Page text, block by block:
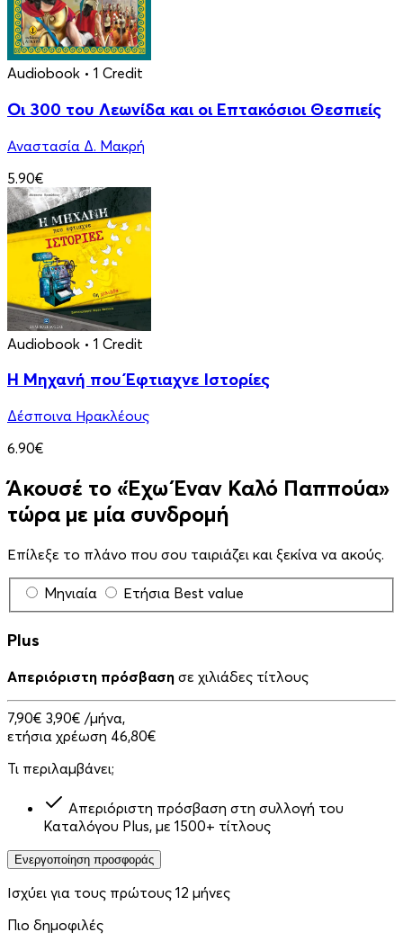
Audiobook • 1 Credit
Οι 300 του Λεωνίδα και οι Eπτακόσιοι Θεσπιείς
Αναστασία Δ. Μακρή
5.90€
Audiobook • 1 Credit
Η Μηχανή που Έφτιαχνε Ιστορίες
Δέσποινα Ηρακλέους
6.90€
Άκουσέ το «Έχω Έναν Καλό Παππούα»
τώρα με μία συνδρομή
Επίλεξε το πλάνο που σου ταιριάζει και ξεκίνα να ακούς.
Μηνιαία Ετήσια Best value
Plus
Απεριόριστη πρόσβαση σε χιλιάδες τίτλους
7,90€ 3,90€ /μήνα,
ετήσια χρέωση 46,80€
Τι περιλαμβάνει;
Απεριόριστη πρόσβαση στη συλλογή του
Καταλόγου Plus, με 1500+ τίτλους
Ενεργοποίηση προσφοράς
Ισχύει για τους πρώτους 12 μήνες
Πιο δημοφιλές